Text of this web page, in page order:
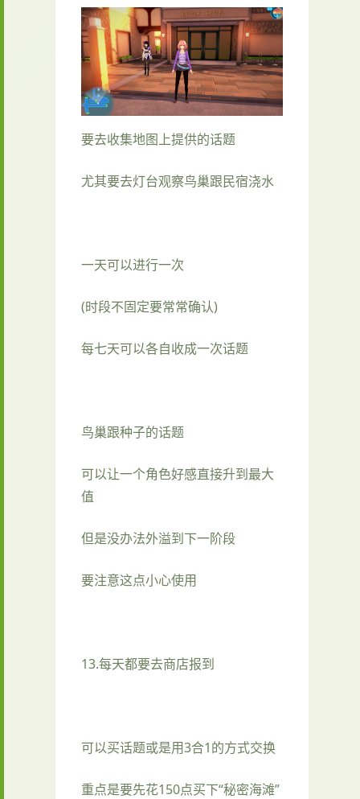
要去收集地图上提供的话题
尤其要去灯台观察鸟巢跟民宿浇水
一天可以进行一次
(时段不固定要常常确认)
每七天可以各自收成一次话题
鸟巢跟种子的话题
可以让一个角色好感直接升到最大
值
但是没办法外溢到下一阶段
要注意这点小心使用
13.每天都要去商店报到
可以买话题或是用3合1的方式交换
重点是要先花150点买下“秘密海滩”